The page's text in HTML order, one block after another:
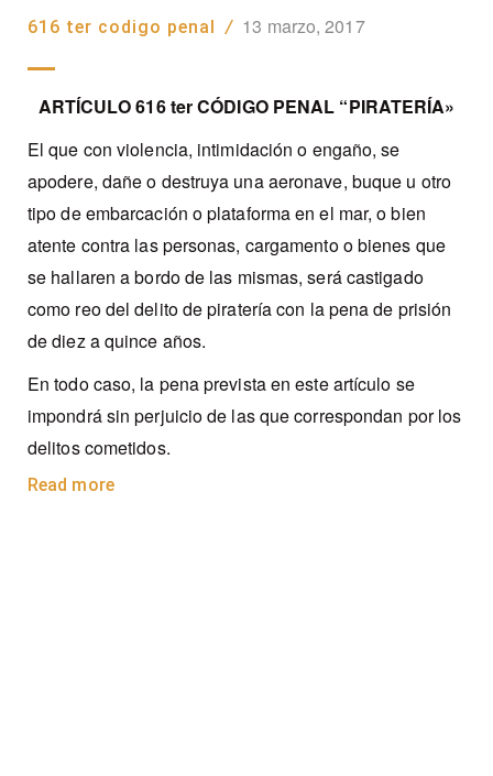
616 ter codigo penal / 13 marzo, 2017
ARTÍCULO 616 ter CÓDIGO PENAL “PIRATERÍA»
El que con violencia, intimidación o engaño, se
apodere, dañe o destruya una aeronave, buque u otro
tipo de embarcación o plataforma en el mar, o bien
atente contra las personas, cargamento o bienes que
se hallaren a bordo de las mismas, será castigado
como reo del delito de piratería con la pena de prisión
de diez a quince años.
En todo caso, la pena prevista en este artículo se
impondrá sin perjuicio de las que correspondan por los
delitos cometidos.
Read more